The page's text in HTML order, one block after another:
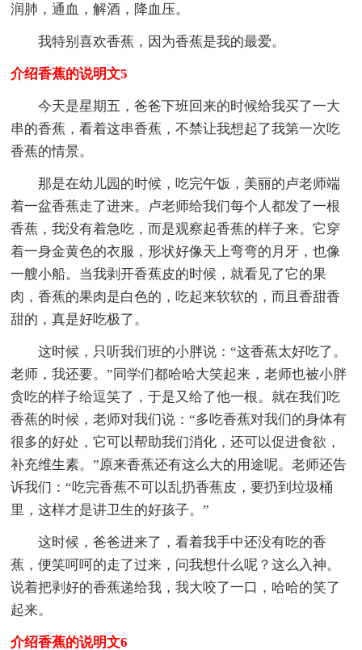
润肺，通血，解酒，降血压。
我特别喜欢香蕉，因为香蕉是我的最爱。
介绍香蕉的说明文5
今天是星期五，爸爸下班回来的时候给我买了一大
串的香蕉，看着这串香蕉，不禁让我想起了我第一次吃
香蕉的情景。
那是在幼儿园的时候，吃完午饭，美丽的卢老师端
着一盆香蕉走了进来。卢老师给我们每个人都发了一根
香蕉，我没有着急吃，而是观察起香蕉的样子来。它穿
着一身金黄色的衣服，形状好像天上弯弯的月牙，也像
一艘小船。当我剥开香蕉皮的时候，就看见了它的果
肉，香蕉的果肉是白色的，吃起来软软的，而且香甜香
甜的，真是好吃极了。
这时候，只听我们班的小胖说：“这香蕉太好吃了。
老师，我还要。”同学们都哈哈大笑起来，老师也被小胖
贪吃的样子给逗笑了，于是又给了他一根。就在我们吃
香蕉的时候，老师对我们说：“多吃香蕉对我们的身体有
很多的好处，它可以帮助我们消化，还可以促进食欲，
补充维生素。”原来香蕉还有这么大的用途呢。老师还告
诉我们：“吃完香蕉不可以乱扔香蕉皮，要扔到垃圾桶
里，这样才是讲卫生的好孩子。”
这时候，爸爸进来了，看着我手中还没有吃的香
蕉，便笑呵呵的走了过来，问我想什么呢？这么入神。
说着把剥好的香蕉递给我，我大咬了一口，哈哈的笑了
起来。
介绍香蕉的说明文6